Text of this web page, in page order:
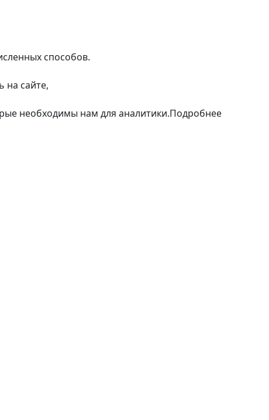
способов.
на сайте,
необходимы нам для аналитики.Подробнее